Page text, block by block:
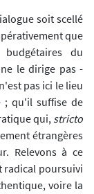
soit scellé
que
du
le dirige pas -
pas ici le lieu
; qu'il suffise de
qui, stricto
étrangères
Relevons à ce
radical poursuivi
voire la